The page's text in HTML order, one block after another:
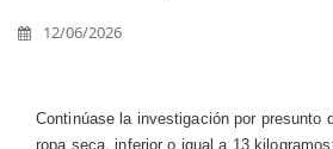
12/06/2026
Continúase la investigación por presunto
ropa seca, inferior o igual a 13